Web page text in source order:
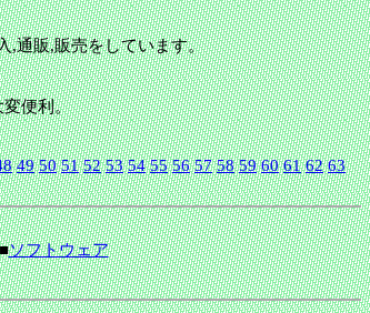
,通販,販売をしています。
便利。
49 50 51 52 53 54 55 56 57 58 59 60 61 62 63
ソフトウェア